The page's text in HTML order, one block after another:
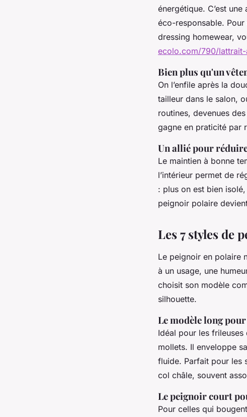
énergétique. C’est
éco-responsable.
dressing homewear,
ecolo.com/790/
Bien plus qu'un
On l’enfile après la
tailleur dans le salon,
routines, devenues
gagne en praticité par
Un allié pour
Le maintien à bonne
l’intérieur permet de
: plus on est bien
peignoir polaire
Les 7 styles de
Le peignoir en polaire
à un usage, une
choisit son modèle
silhouette.
Le modèle long
Idéal pour les
mollets. Il enveloppe
fluide. Parfait pour les
col châle, souvent
Le peignoir court
Pour celles qui